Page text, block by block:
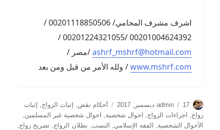
اشرف مشرف المحامي/ 00201118850506 /
00201004624392 /00201224321055 /
ashrf_mshrf@hotmail.com/مصر /
www.mshrf.com/ ولله الأمر من قبل ومن بعد
الكاتبadmin
نُشرت
في
17 ديسمبر, 2017 التصنيفات
أحكام نقض, إثبات الزواج, إثبات
زواج, اجراءات الزواج, احوال شخصية, احوال شخصية غير المسلمين,
الأحوال الشخصية, الفقه الإسلامي, النسب, بطلان الزواج,تصريح زواج,